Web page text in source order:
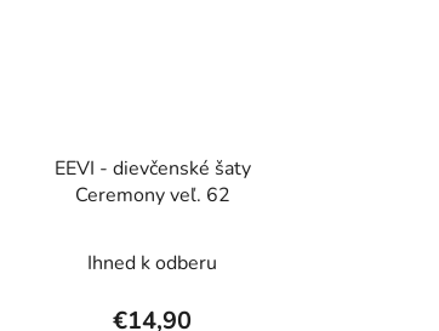
EEVI - dievčenské šaty
Ceremony veľ. 62
Ihned k odberu
€14,90